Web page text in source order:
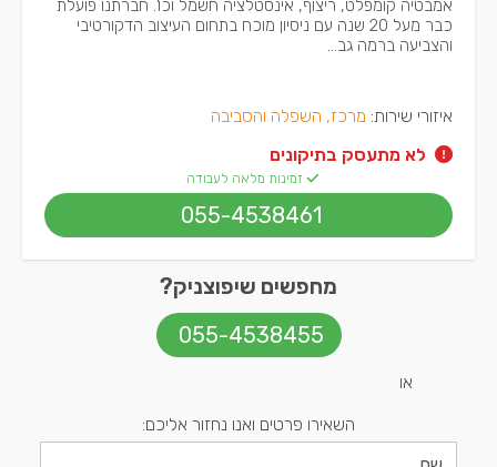
אמבטיה קומפלט, ריצוף, אינסטלציה חשמל וכו'. חברתנו פועלת
כבר מעל 20 שנה עם ניסיון מוכח בתחום העיצוב הדקורטיבי
והצביעה ברמה גב...
איזורי שירות: מרכז, השפלה והסביבה
לא מתעסק בתיקונים
זמינות מלאה לעבודה
055-4538461
מחפשים שיפוצניק?
055-4538455
או
השאירו פרטים ואנו נחזור אליכם: